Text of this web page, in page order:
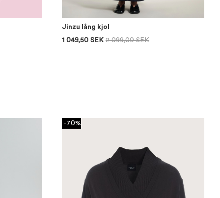
Jinzu lång kjol
1 049,50 SEK 2 099,00 SEK
-70%